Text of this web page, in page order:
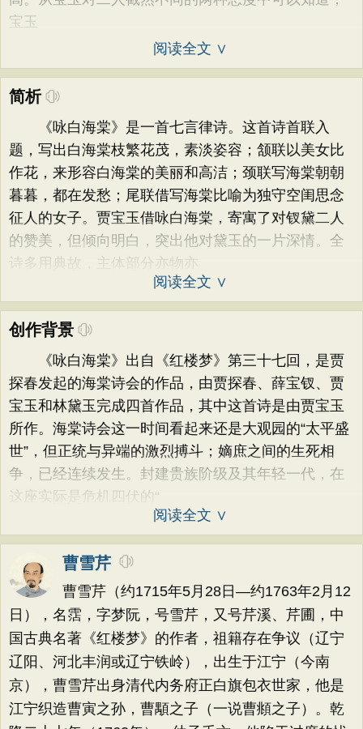
宝玉
阅读全文 ∨
简析
《咏白海棠》是一首七言律诗。这首诗首联入
题，写出白海棠枝繁花茂，素淡姿容；颔联以美女比
作花，来形容白海棠的美丽和高洁；颈联写海棠朝朝
暮暮，都在发愁；尾联借写海棠比喻为独守空闺思念
征人的女子。贾宝玉借咏白海棠，寄寓了对钗黛二人
的赞美，但倾向明白，突出他对黛玉的一片深情。全
诗多用典故，主体部分亦物亦
阅读全文 ∨
创作背景
《咏白海棠》出自《红楼梦》第三十七回，是贾
探春发起的海棠诗会的作品，由贾探春、薛宝钗、贾
宝玉和林黛玉完成四首作品，其中这首诗是由贾宝玉
所作。海棠诗会这一时间看起来还是大观园的“太平盛
世”，但正统与异端的激烈搏斗；嫡庶之间的生死相
争，已经连续发生。封建贵族阶级及其年轻一代，在
这座实际是危机四伏的“
阅读全文 ∨
曹雪芹
曹雪芹（约1715年5月28日—约1763年2月12
日），名霑，字梦阮，号雪芹，又号芹溪、芹圃，中
国古典名著《红楼梦》的作者，祖籍存在争议（辽宁
辽阳、河北丰润或辽宁铁岭），出生于江宁（今南
京），曹雪芹出身清代内务府正白旗包衣世家，他是
江宁织造曹寅之孙，曹顒之子（一说曹頫之子）。乾